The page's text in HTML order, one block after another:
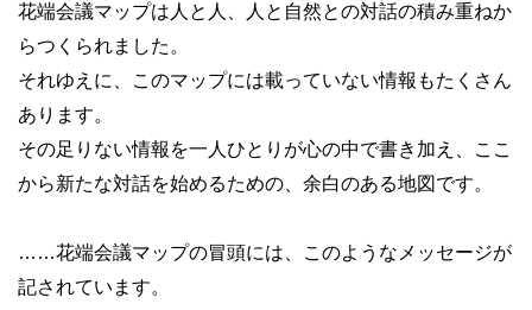
花端会議マップは人と人、人と自然との対話の積み重ねか
らつくられました。
それゆえに、このマップには載っていない情報もたくさん
あります。
その足りない情報を一人ひとりが心の中で書き加え、ここ
から新たな対話を始めるための、余白のある地図です。
……花端会議マップの冒頭には、このようなメッセージが
記されています。